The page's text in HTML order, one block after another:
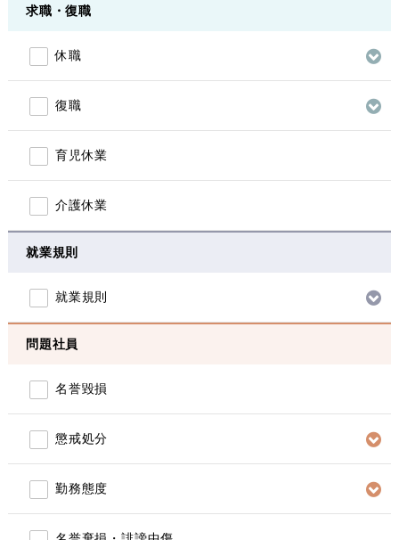
求職・復職
休職
復職
育児休業
介護休業
就業規則
就業規則
問題社員
名誉毀損
懲戒処分
勤務態度